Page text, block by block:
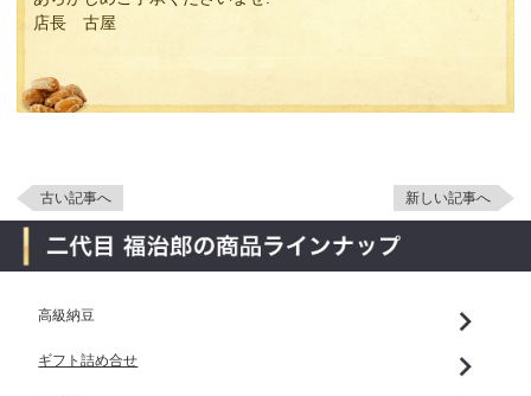
店長 古屋
古い記事へ 新しい記事へ
高級納豆
ギフト詰め合せ